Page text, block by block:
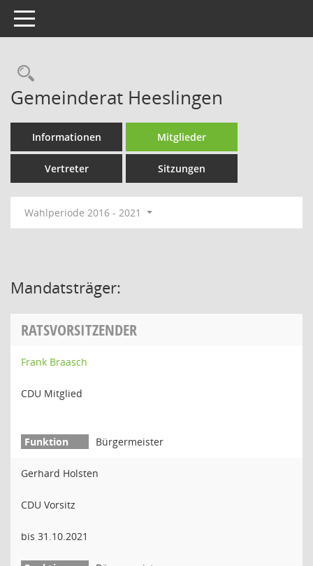
Toggle navigation
Rechercheauswahl
Gemeinderat Heeslingen
Informationen Mitglieder
Vertreter Sitzungen
Wahlperiode 2016 - 2021
Mandatsträger:
RATSVORSITZENDER
Frank Braasch
CDU Mitglied
Bürgermeister
Gerhard Holsten
CDU Vorsitz
bis 31.10.2021